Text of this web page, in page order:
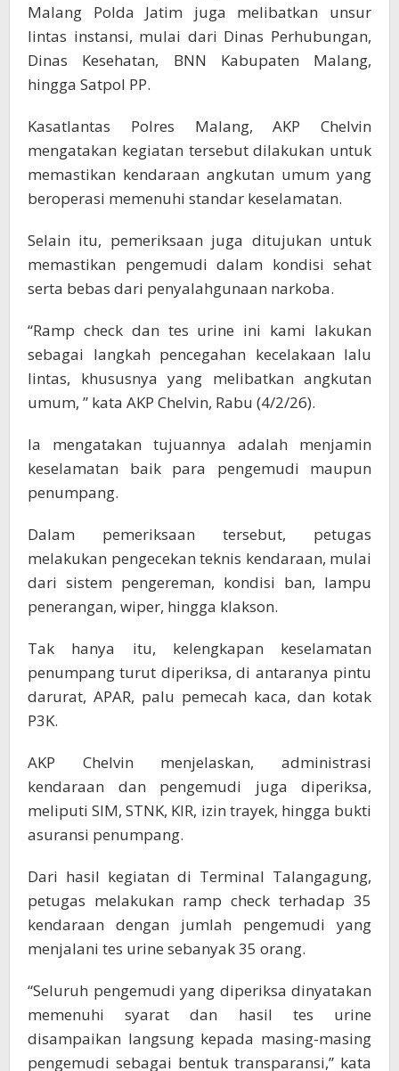
Malang Polda Jatim juga melibatkan unsur
lintas instansi, mulai dari Dinas Perhubungan,
Dinas Kesehatan, BNN Kabupaten Malang,
hingga Satpol PP.
Kasatlantas Polres Malang, AKP Chelvin
mengatakan kegiatan tersebut dilakukan untuk
memastikan kendaraan angkutan umum yang
beroperasi memenuhi standar keselamatan.
Selain itu, pemeriksaan juga ditujukan untuk
memastikan pengemudi dalam kondisi sehat
serta bebas dari penyalahgunaan narkoba.
“Ramp check dan tes urine ini kami lakukan
sebagai langkah pencegahan kecelakaan lalu
lintas, khususnya yang melibatkan angkutan
umum, ” kata AKP Chelvin, Rabu (4/2/26).
Ia mengatakan tujuannya adalah menjamin
keselamatan baik para pengemudi maupun
penumpang.
Dalam pemeriksaan tersebut, petugas
melakukan pengecekan teknis kendaraan, mulai
dari sistem pengereman, kondisi ban, lampu
penerangan, wiper, hingga klakson.
Tak hanya itu, kelengkapan keselamatan
penumpang turut diperiksa, di antaranya pintu
darurat, APAR, palu pemecah kaca, dan kotak
P3K.
AKP Chelvin menjelaskan, administrasi
kendaraan dan pengemudi juga diperiksa,
meliputi SIM, STNK, KIR, izin trayek, hingga bukti
asuransi penumpang.
Dari hasil kegiatan di Terminal Talangagung,
petugas melakukan ramp check terhadap 35
kendaraan dengan jumlah pengemudi yang
menjalani tes urine sebanyak 35 orang.
“Seluruh pengemudi yang diperiksa dinyatakan
memenuhi syarat dan hasil tes urine
disampaikan langsung kepada masing-masing
pengemudi sebagai bentuk transparansi,” kata